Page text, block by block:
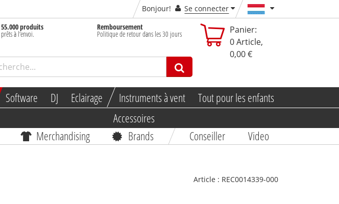
Bonjour!
Se connecter
55.000 produits
prêts à l‘envoi.
Remboursement
Politique de retour dans les 30 jours
Panier:
0 Article,
0,00 €
Software DJ Eclairage Instruments à vent
Tout pour les enfants
Accessoires
Merchandising Brands Conseiller Video
Article : REC0014339-000